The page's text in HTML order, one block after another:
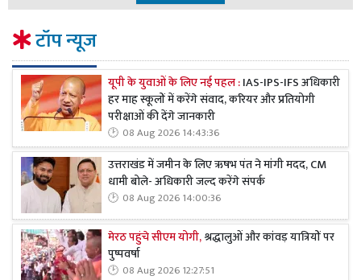
टॉप न्यूज
यूपी के युवाओं के लिए नई पहल :IAS-IPS-IFS अधिकारी
हर माह स्कूलों में करेंगे संवाद, करियर और प्रतियोगी
परीक्षाओं की देंगे जानकारी
08 Aug 2026 14:43:36
उत्तराखंड में जमीन के लिए ऋषभ पंत ने मांगी मदद, CM
धामी बोले- अधिकारी जल्द करेंगे संपर्क
08 Aug 2026 14:00:36
मेरठ पहुंचे सीएम योगी,श्रद्धालुओं और कांवड़ यात्रियों पर
पुष्पवर्षा
08 Aug 2026 12:27:51